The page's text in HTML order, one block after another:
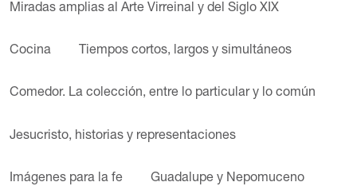
Miradas amplias al Arte Virreinal y del Siglo XIX
Cocina Tiempos cortos, largos y simultáneos
Comedor. La colección, entre lo particular y lo común
Jesucristo, historias y representaciones
Imágenes para la fe Guadalupe y Nepomuceno